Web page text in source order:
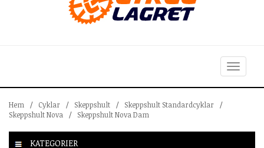
Toggle
navigation
Hem / Cyklar / Skeppshult / Skeppshult Standardcyklar
/
Skeppshult Nova
/ Skeppshult Nova Dam
KATEGORIER